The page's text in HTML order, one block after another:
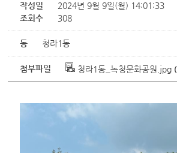
작성일
2024년 9월 9일(월) 14:01:33
조회수
308
동 청라1동
첨부파일 청라1동_녹청문화공원.jpg